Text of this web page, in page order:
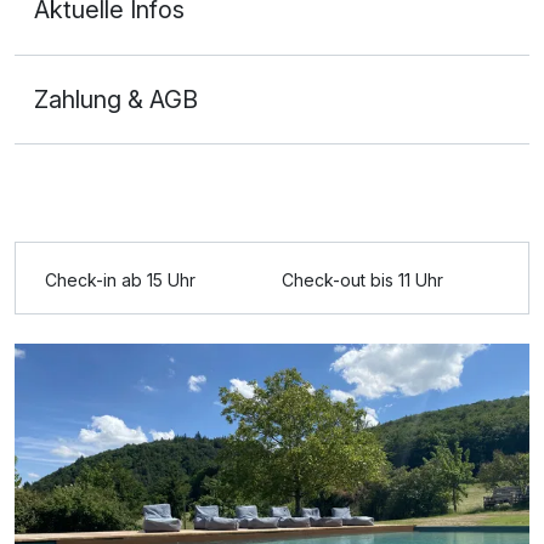
Doppelzimmer Komfort
2 Erwachsene und 2 Kinder
Zusatznächte
Für 3 Tage p.P. ab 295,00 €
Aktuelle Infos
Zahlung & AGB
Check-in ab 15 Uhr Check-out bis 11 Uhr